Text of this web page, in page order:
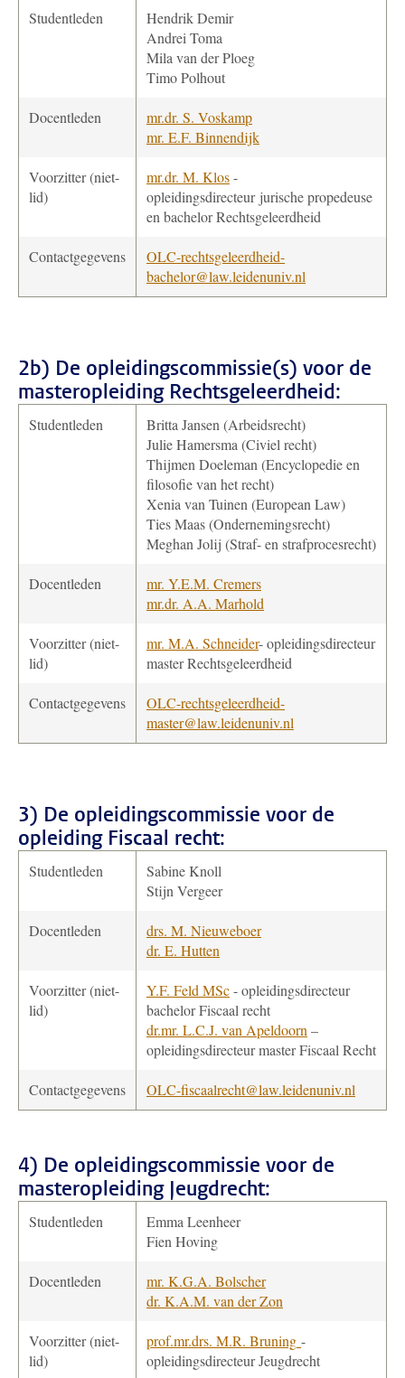
Studentleden
Hendrik Demir
Andrei Toma
Mila van der Ploeg
Timo Polhout
Docentleden
mr.dr. S. Voskamp
mr. E.F. Binnendijk
Voorzitter (niet-
lid)
mr.dr. M. Klos-
opleidingsdirecteur jurische propedeuse
en bachelor Rechtsgeleerdheid
Contactgegevens
OLC-rechtsgeleerdheid-
bachelor@law.leidenuniv.nl
2b) De opleidingscommissie(s) voor de
masteropleiding Rechtsgeleerdheid:
Studentleden
Britta Jansen (Arbeidsrecht)
Julie Hamersma (Civiel recht)
Thijmen Doeleman (Encyclopedie en
filosofie van het recht)
Xenia van Tuinen (European Law)
Ties Maas (Ondernemingsrecht)
Meghan Jolij (Straf- en strafprocesrecht)
Docentleden
mr. Y.E.M. Cremers
mr.dr. A.A. Marhold
Voorzitter (niet-
lid)
mr. M.A. Schneider- opleidingsdirecteur
master Rechtsgeleerdheid
Contactgegevens
OLC-rechtsgeleerdheid-
master@law.leidenuniv.nl
3) De opleidingscommissie voor de
opleiding Fiscaal recht:
Studentleden
Sabine Knoll
Stijn Vergeer
Docentleden
drs. M. Nieuweboer
dr. E. Hutten
Voorzitter (niet-
lid)
Y.F. Feld MSc- opleidingsdirecteur
bachelor Fiscaal recht
dr.mr. L.C.J. van Apeldoorn –
opleidingsdirecteur master Fiscaal Recht
Contactgegevens OLC-fiscaalrecht@law.leidenuniv.nl
4) De opleidingscommissie voor de
masteropleiding Jeugdrecht:
Studentleden
Emma Leenheer
Fien Hoving
Docentleden
mr. K.G.A. Bolscher
dr. K.A.M. van der Zon
Voorzitter (niet-
lid)
prof.mr.drs. M.R. Bruning -
opleidingsdirecteur Jeugdrecht